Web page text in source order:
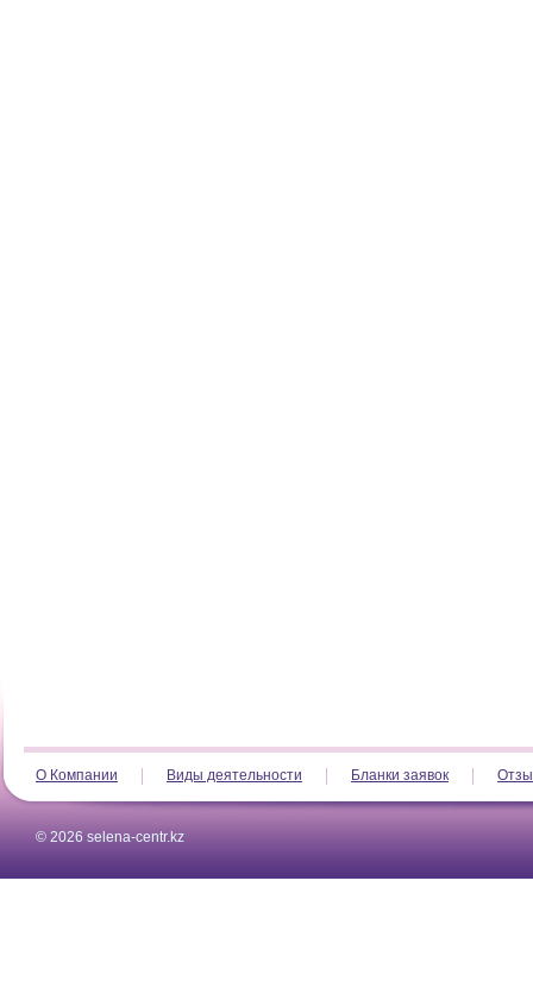
О Компании Виды деятельности Бланки заявок
© 2026 selena-centr.kz